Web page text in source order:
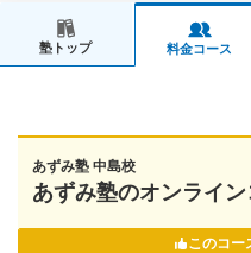
塾トップ 料金コース
あずみ塾 中島校
あずみ塾のオンライン
このコー